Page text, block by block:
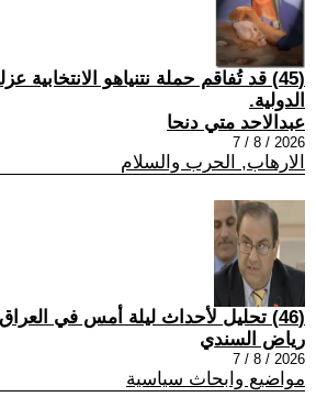
(45) قد تُفاقم حملة نتنياهو الانتخابية
الدولية.
عبدالاحد متي دنحا
2026 / 8 / 7
الارهاب, الحرب والسلام
(46) تحليل لأحداث ليلة أمس في العراق
رياض السندي
2026 / 8 / 7
مواضيع وابحاث سياسية